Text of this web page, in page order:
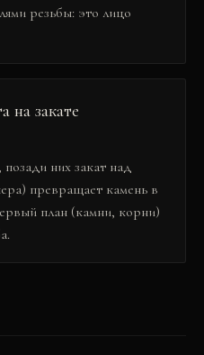
резьбы: это лицо
на закате
них закат над
превращает камень в
план (камни, корни)